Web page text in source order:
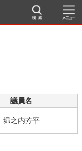
議員名
堀之内芳平